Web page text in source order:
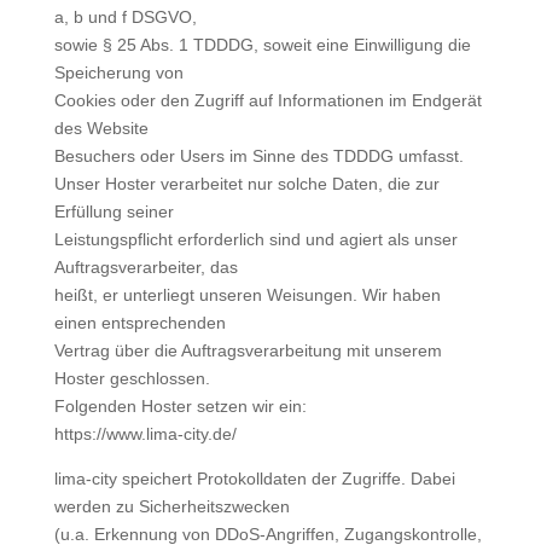
a, b und f DSGVO,
sowie § 25 Abs. 1 TDDDG, soweit eine Einwilligung die
Speicherung von
Cookies oder den Zugriff auf Informationen im Endgerät
des Website
Besuchers oder Users im Sinne des TDDDG umfasst.
Unser Hoster verarbeitet nur solche Daten, die zur
Erfüllung seiner
Leistungspflicht erforderlich sind und agiert als unser
Auftragsverarbeiter, das
heißt, er unterliegt unseren Weisungen. Wir haben
einen entsprechenden
Vertrag über die Auftragsverarbeitung mit unserem
Hoster geschlossen.
Folgenden Hoster setzen wir ein:
https://www.lima-city.de/
lima-city speichert Protokolldaten der Zugriffe. Dabei
werden zu Sicherheitszwecken
(u.a. Erkennung von DDoS-Angriffen, Zugangskontrolle,